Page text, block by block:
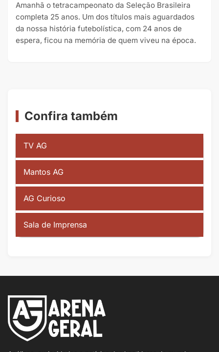
Amanhã o tetracampeonato da Seleção Brasileira
completa 25 anos. Um dos títulos mais aguardados
da nossa história futebolística, com 24 anos de
espera, ficou na memória de quem viveu na época.
Confira também
TV AG
Mantos AG
AG Curioso
Sala de Imprensa